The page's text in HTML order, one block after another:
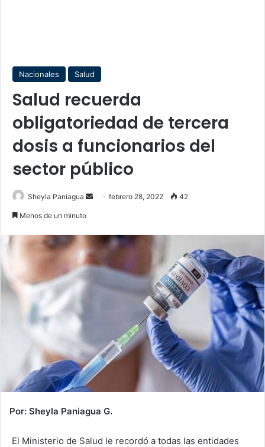
Nacionales Salud
Salud recuerda
obligatoriedad de tercera
dosis a funcionarios del
sector público
Sheyla Paniagua
Sendfebrero 28, 2022 42
Menos de un minuto
Por: Sheyla Paniagua G.
El Ministerio de Salud le recordó a todas las entidades